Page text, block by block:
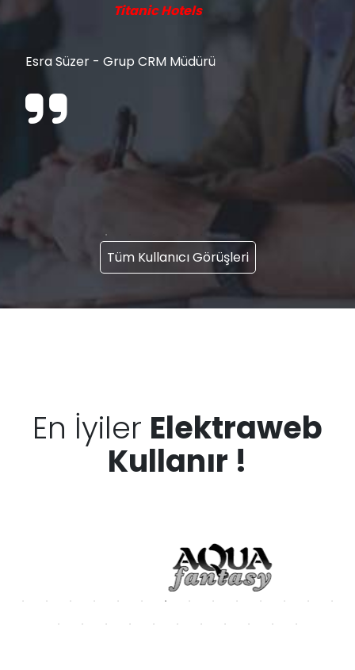
Titanic Hotels
Esra Süzer - Grup CRM Müdürü
Tüm Kullanıcı Görüşleri
En İyiler Elektraweb
Kullanır !